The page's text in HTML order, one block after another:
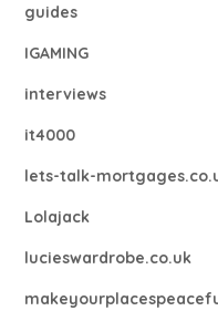
guides
IGAMING
interviews
it4000
lets-talk-
Lolajack
lucieswardrobe.co.uk